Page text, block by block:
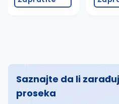
Saznajte da li
proseka